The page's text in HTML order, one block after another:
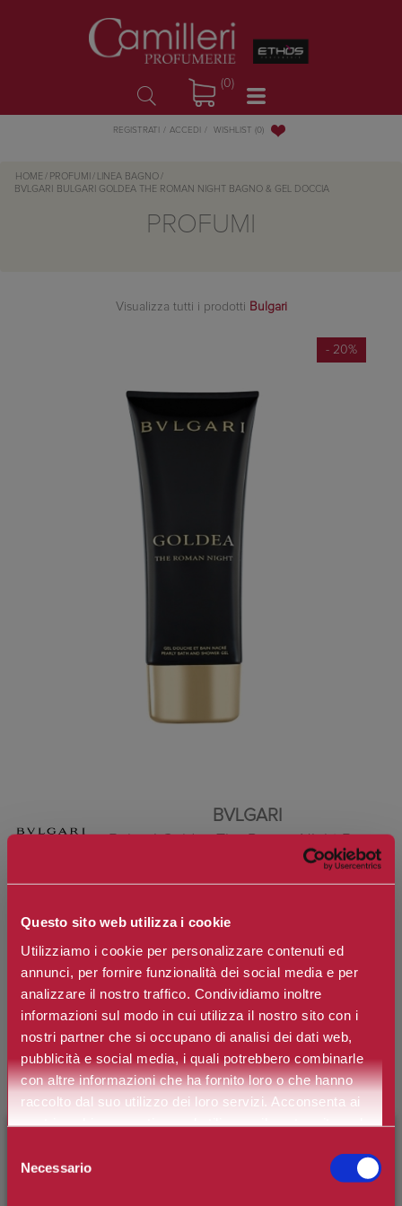
Questo sito web utilizza i cookie
Utilizziamo i cookie per personalizzare contenuti ed
annunci, per fornire funzionalità dei social media e per
analizzare il nostro traffico. Condividiamo inoltre
informazioni sul modo in cui utilizza il nostro sito con i
nostri partner che si occupano di analisi dei dati web,
pubblicità e social media, i quali potrebbero combinarle
con altre informazioni che ha fornito loro o che hanno
raccolto dal suo utilizzo dei loro servizi. Acconsenta ai
nostri cookie se continua ad utilizzare il nostro sito web.
delNecessario
(0)
REGISTRATI ACCEDI WISHLIST (0)
HOME / PROFUMI / LINEA BAGNO /
BVLGARI
BULGARI GOLDEA THE ROMAN NIGHT BAGNO & GEL DOCCIA
PROFUMI
Visualizza tutti i prodotti Bulgari
- 20%
BVLGARI
Bulgari Goldea The Roman Night Bagno
Marchio: Bulgari
Art. n. 783320479182
Disponibilità: esaurito
Contenuto *